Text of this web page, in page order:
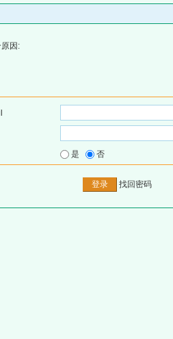
因:
是 否
找回密码